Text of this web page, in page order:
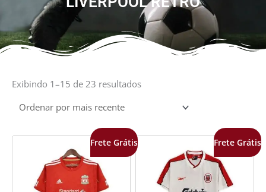
Exibindo 1–15 de 23 resultadospor
Frete Grátis
preço
original
era:
R$349,99.
O
é:
R$189,99.
Frete Grátis
preço
original
R$349,99.
O
é: